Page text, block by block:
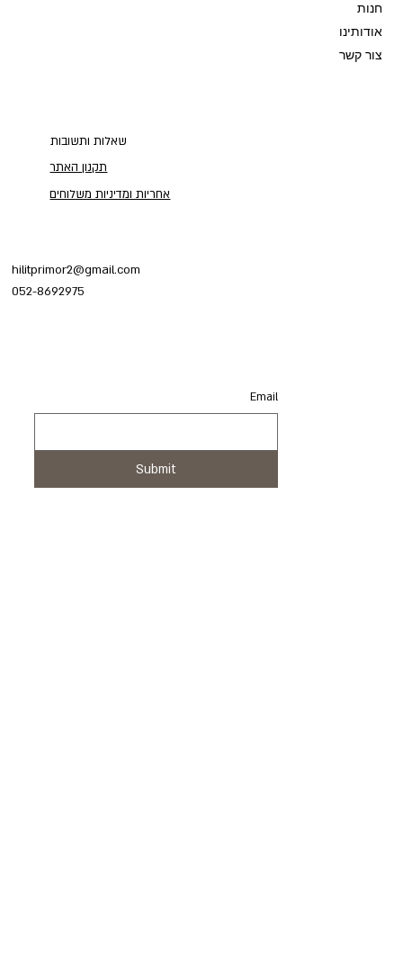
חנות
אודותינו
צור קשר
שאלות ותשובות
תקנון האתר
אחריות ומדיניות משלוחים
hilitprimor2@gmail.com
052-8692975
Email
Submit
Email
Submit